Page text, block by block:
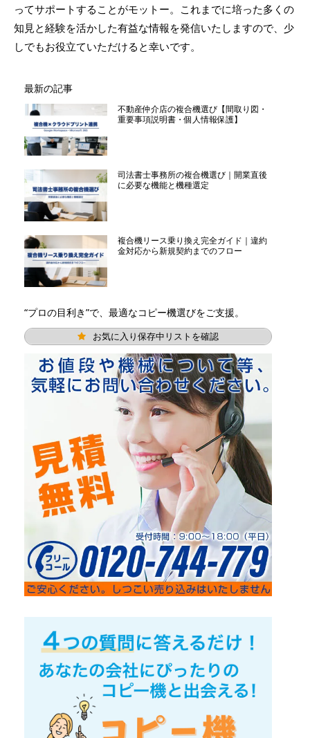
ってサポートすることがモットー。これまでに培った多くの
知見と経験を活かした有益な情報を発信いたしますので、少
しでもお役立ていただけると幸いです。
最新の記事
不動産仲介店の複合機選び【間取り図・
重要事項説明書・個人情報保護】
司法書士事務所の複合機選び｜開業直後
に必要な機能と機種選定
複合機リース乗り換え完全ガイド｜違約
金対応から新規契約までのフロー
“プロの目利き”で、最適なコピー機選びをご支援。
お気に入り保存中リストを確認